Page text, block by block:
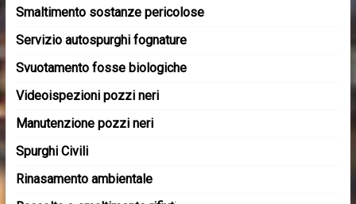
Smaltimento sostanze pericolose
Servizio autospurghi fognature
Svuotamento fosse biologiche
Videoispezioni pozzi neri
Manutenzione pozzi neri
Spurghi Civili
Rinasamento ambientale